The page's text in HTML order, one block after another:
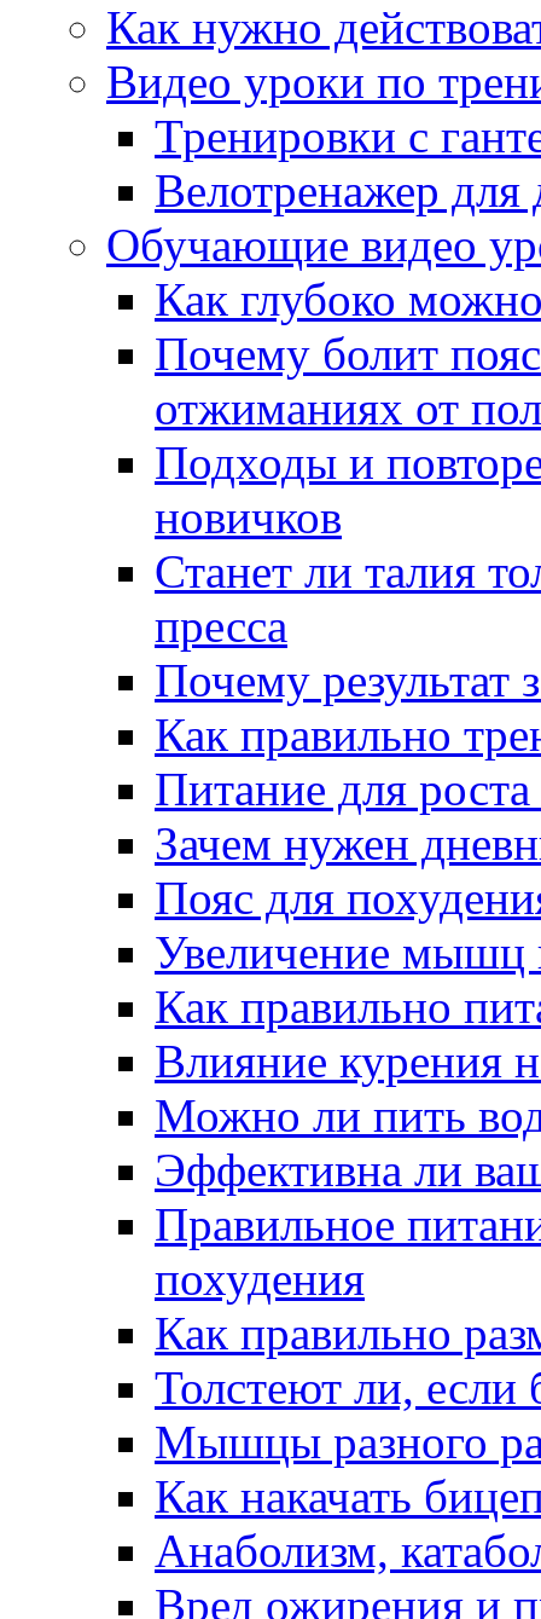
Как нужно
Видео уроки по
Тренировки с
Велотренажер для
Обучающие видео
Как глубоко
Почему болит
отжиманиях от
Подходы и
новичков
Станет ли талия
пресса
Почему результат
Как правильно
Питание для
Зачем нужен
Пояс для
Увеличение мышц
Как правильно
Влияние курения
Можно ли пить
Эффективна ли
Правильное
похудения
Как правильно
Толстеют ли, если
Мышцы разного
Как накачать
Анаболизм,
Вред ожирения и